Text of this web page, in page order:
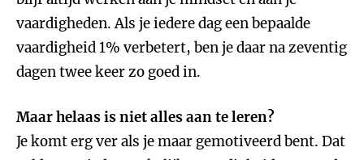
vaardigheden. Als je iedere dag een bepaalde
vaardigheid 1% verbetert, ben je daar na zeventig
dagen twee keer zo goed in.
Maar helaas is niet alles aan te leren?
Je komt erg ver als je maar gemotiveerd bent. Dat